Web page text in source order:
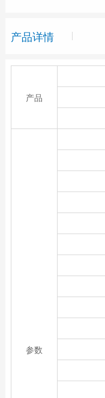
产品详情
产品
参数